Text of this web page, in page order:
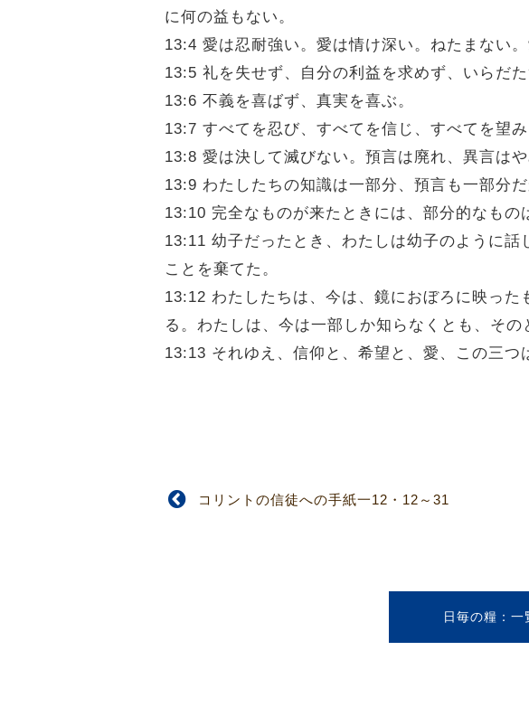
に何の益もない。
13:4 愛は忍耐強い。愛は情け深い。ねたまない
13:5 礼を失せず、自分の利益を求めず、いらだた
13:6 不義を喜ばず、真実を喜ぶ。
13:7 すべてを忍び、すべてを信じ、すべてを望み
13:8 愛は決して滅びない。預言は廃れ、異言はや
13:9 わたしたちの知識は一部分、預言も一部分だ
13:10 完全なものが来たときには、部分的なもの
13:11 幼子だったとき、わたしは幼子のように
ことを棄てた。
13:12 わたしたちは、今は、鏡におぼろに映っ
る。わたしは、今は一部しか知らなくとも、そ
13:13 それゆえ、信仰と、希望と、愛、この三つ
コリントの信徒への手紙一12・12～31
日毎の糧